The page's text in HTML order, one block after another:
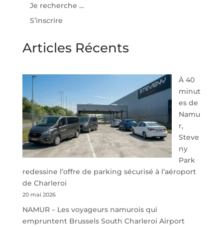
Je recherche …
S’inscrire
Articles Récents
À 40
minut
es de
Namu
r,
Steve
ny
Park
redessine l’offre de parking sécurisé à l’aéroport
de Charleroi
20 mai 2026
NAMUR – Les voyageurs namurois qui
empruntent Brussels South Charleroi Airport